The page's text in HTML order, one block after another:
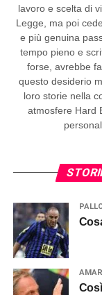
lavoro e scelta di
Legge, ma poi
e più genuina
tempo pieno e
forse, avrebbe
questo desiderio
loro storie nella
atmosfere Hard